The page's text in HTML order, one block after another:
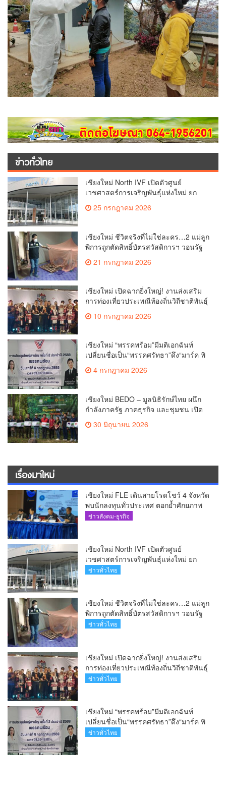
ข่าวทั่วไทย
เชียงใหม่ North IVF เปิดตัวศูนย์
เวชศาสตร์การเจริญพันธุ์แห่งใหม่ ยก
ระดับเชียงใหม่สู่ ศูนย์กลางการรักษาผู้มี
บุตรยากของภูมิภาค(คลิป)
25 กรกฎาคม 2026
เชียงใหม่ ชีวิตจริงที่ไม่ใช่ละคร…2 แม่ลูก
พิการถูกตัดสิทธิ์บัตรสวัสดิการฯ วอนรัฐ
21 กรกฎาคม 2026
เชียงใหม่ เปิดฉากยิ่งใหญ่! งานส่งเสริม
การท่องเที่ยวประเพณีท้องถิ่นวิถีชาติพันธุ์
10 กรกฎาคม 2026
เชียงใหม่ “พรรคพร้อม”มีมติเอกฉันท์
เปลี่ยนชื่อเป็น“พรรคศรัทธา”ดึง“มาร์ค พิ
ตบูล”นำทัพกรรมการบริหารชุดใหม่(คลิป)
4 กรกฎาคม 2026
เชียงใหม่ BEDO – มูลนิธิรักษ์ไทย ผนึก
กำลังภาครัฐ ภาคธุรกิจ และชุมชน เปิด
พิทักษ์ป่าต้นน้ำ ผ่านกลไก PES ฟื้นฟูป่า
30 มิถุนายน 2026
เรื่องมาใหม่
เชียงใหม่ FLE เดินสายโรดโชว์ 4 จังหวัด
พบนักลงทุนทั่วประเทศ ตอกย้ำศักยภาพ
ผู้นำธุรกิจระบบน้ำครบวงจร(คลิป)
ข่าวสังคม-ธุรกิจ
เชียงใหม่ North IVF เปิดตัวศูนย์
เวชศาสตร์การเจริญพันธุ์แห่งใหม่ ยก
ระดับเชียงใหม่สู่ ศูนย์กลางการรักษาผู้มี
ข่าวทั่วไทย
เชียงใหม่ ชีวิตจริงที่ไม่ใช่ละคร…2 แม่ลูก
พิการถูกตัดสิทธิ์บัตรสวัสดิการฯ วอนรัฐ
ทบทวนเกณฑ์ช่วยคนจน(คลิป)
ข่าวทั่วไทย
เชียงใหม่ เปิดฉากยิ่งใหญ่! งานส่งเสริม
การท่องเที่ยวประเพณีท้องถิ่นวิถีชาติพันธุ์
ล้านนา(คลิป)
ข่าวทั่วไทย
เชียงใหม่ “พรรคพร้อม”มีมติเอกฉันท์
เปลี่ยนชื่อเป็น“พรรคศรัทธา”ดึง“มาร์ค พิ
ตบูล”นำทัพกรรมการบริหารชุดใหม่(คลิป)
ข่าวทั่วไทย